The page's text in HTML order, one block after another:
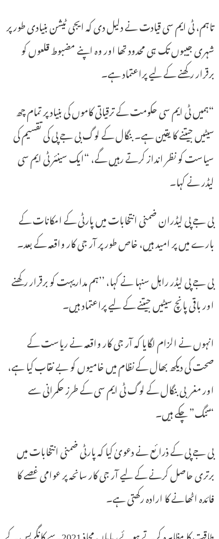
تاہم، ٹی ایم سی قیادت نے دلیل دی کہ ایجی ٹیشن بنیادی طور پر
شہری جیبوں تک ہی محدود تھا اور وہ اپنے مضبوط قلعوں کو
برقرار رکھنے کے لیے پراعتماد ہے۔
“ہمیں ٹی ایم سی حکومت کے ترقیاتی کاموں کی بنیاد پر تمام چھ
سیٹیں جیتنے کا یقین ہے۔ بنگال کے لوگ بی جے پی کی تقسیم کی
سیاست کو نظر انداز کرتے رہیں گے، “ایک سینئر ٹی ایم سی
لیڈر نے کہا۔
بی جے پی لیڈران ضمنی انتخابات میں پارٹی کے امکانات کے
بارے میں پر امید ہیں، خاص طور پر آر جی کار واقعہ کے بعد۔
بی جے پی لیڈر راہل سنہا نے کہا، ’’ہم مداریہت کو برقرار رکھنے
اور باقی پانچ سیٹیں جیتنے کے لیے پراعتماد ہیں۔
انہوں نے الزام لگایا کہ آر جی کار واقعہ نے ریاست کے
صحت کی دیکھ بھال کے نظام میں خامیوں کو بے نقاب کیا ہے،
اور مغربی بنگال کے لوگ ٹی ایم سی کے طرز حکمرانی سے
“تنگ” چکے ہیں۔
بی جے پی کے ذرائع نے دعویٰ کیا کہ پارٹی ضمنی انتخابات میں
برتری حاصل کرنے کے لیے آر جی کار سانحہ پر عوامی غصے کا
فائدہ اٹھانے کا ارادہ رکھتی ہے۔